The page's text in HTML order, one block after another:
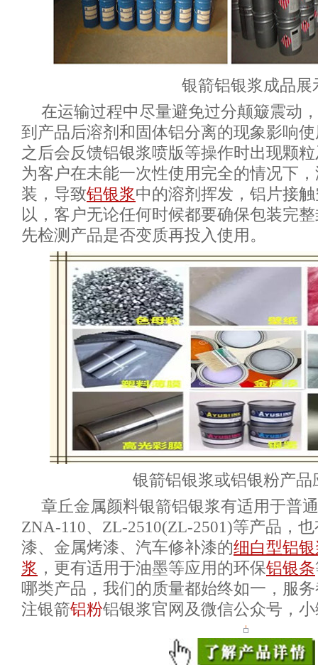
银箭铝银浆成品展
在运输过程中尽量避免过分颠簸震动
到产品后溶剂和固体铝分离的现象影响
之后会反馈铝银浆喷版等操作时出现颗
为客户在未能一次性使用完全的情况下
装，导致铝银浆中的溶剂挥发，铝片接
以，客户无论任何时候都要确保包装完
先检测产品是否变质再投入使用。
银箭铝银浆或铝银粉产品
章丘金属颜料银箭铝银浆有适用于普通
ZNA-110、ZL-2510(ZL-2501)等产品，
漆、金属烤漆、汽车修补漆的细白型铝
浆 ，更有适用于油墨等应用的环保铝银条
哪类产品，我们的质量都始终如一，服
注银箭铝粉铝银浆官网及微信公众号，